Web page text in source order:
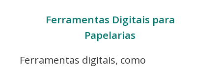
Ferramentas Digitais para
Papelarias
Ferramentas digitais, como